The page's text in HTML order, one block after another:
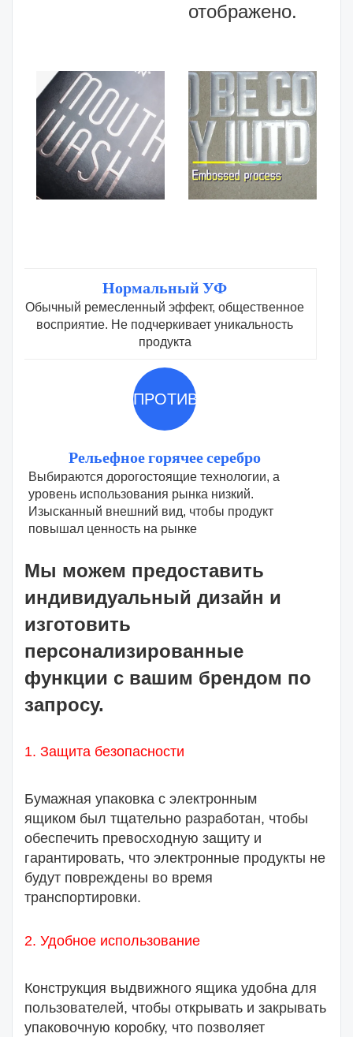
отображено.
Нормальный УФ
Обычный ремесленный эффект, общественное
восприятие. Не подчеркивает уникальность
продукта
ПРОТИВ
Рельефное горячее серебро
Выбираются дорогостоящие технологии, а
уровень использования рынка низкий.
Изысканный внешний вид, чтобы продукт
повышал ценность на рынке
Мы можем предоставить
индивидуальный дизайн и
изготовить
персонализированные
функции с вашим брендом по
запросу.
1. Защита безопасности
Бумажная упаковка с электронным
ящиком был тщательно разработан, чтобы
обеспечить превосходную защиту и
гарантировать, что электронные продукты не
будут повреждены во время
транспортировки.
2. Удобное использование
Конструкция выдвижного ящика удобна для
пользователей, чтобы открывать и закрывать
упаковочную коробку, что позволяет